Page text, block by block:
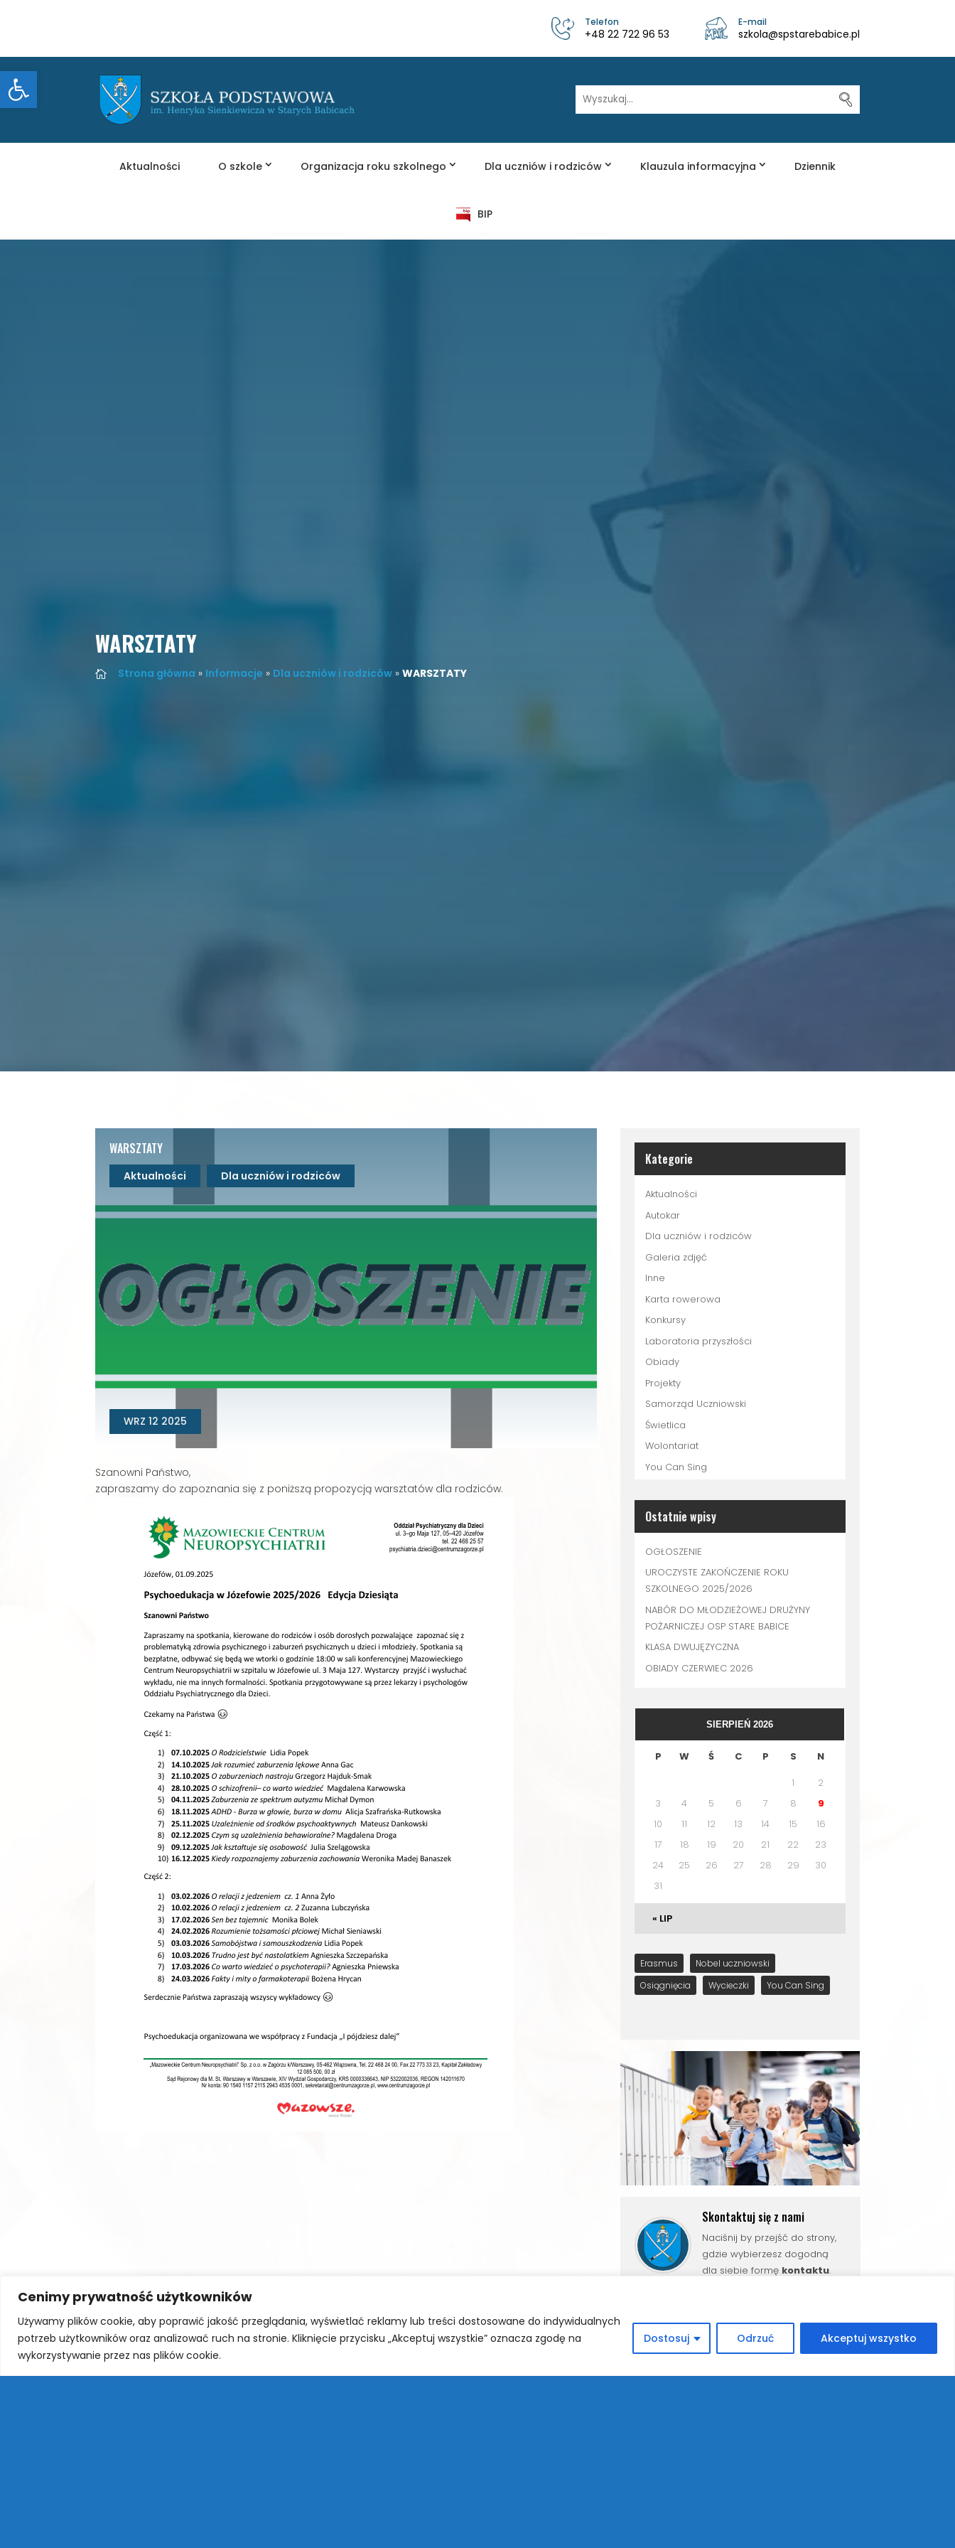
Otwórz pasek narzędzi
Cenimy prywatność użytkowników
Używamy plików cookie, aby poprawić jakość przeglądania, wyświetlać reklamy lub treści dostosowane do indywidualnych
potrzeb użytkowników oraz analizować ruch na stronie. Kliknięcie przycisku „Akceptuj wszystkie” oznacza zgodę na
wykorzystywanie przez nas plików cookie.
Dostosuj Odrzuć Akceptuj wszystko
Telefon
+48 22 722 96 53
E-mail
szkola@spstarebabice.pl
Wyszukaj
Aktualności O szkole Organizacja roku szkolnego Dla uczniów i rodziców Klauzula informacyjna Dziennik
BIP
WARSZTATY
 Strona główna » Informacje » Dla uczniów i rodziców »WARSZTATY
WARSZTATY
WRZ 12 2025
Aktualności Dla uczniów i rodziców
Szanowni Państwo,
zapraszamy do zapoznania się z poniższą propozycją warsztatów dla rodziców.
Kategorie
Aktualności
Autokar
Dla uczniów i rodziców
Galeria zdjęć
Inne
Karta rowerowa
Konkursy
Laboratoria przyszłości
Obiady
Projekty
Samorząd Uczniowski
Świetlica
Wolontariat
You Can Sing
Ostatnie wpisy
OGŁOSZENIE
UROCZYSTE ZAKOŃCZENIE ROKU
SZKOLNEGO 2025/2026
NABÓR DO MŁODZIEŻOWEJ DRUŻYNY
POŻARNICZEJ OSP STARE BABICE
KLASA DWUJĘZYCZNA
OBIADY CZERWIEC 2026
SIERPIEŃ 2026
P W Ś C P S
N
1
2
3
4 5 6 7 8
9
10
11 12 13 14 15
16
17
18 19 20 21 22
23
24
25 26 27 28 29
30
31
« LIP
Erasmus
Nobel uczniowski
Osiągnięcia
Wycieczki You Can Sing
Skontaktuj się z nami
Naciśnij by przejść do strony,
gdzie wybierzesz dogodną
dla siebie formę kontaktu.